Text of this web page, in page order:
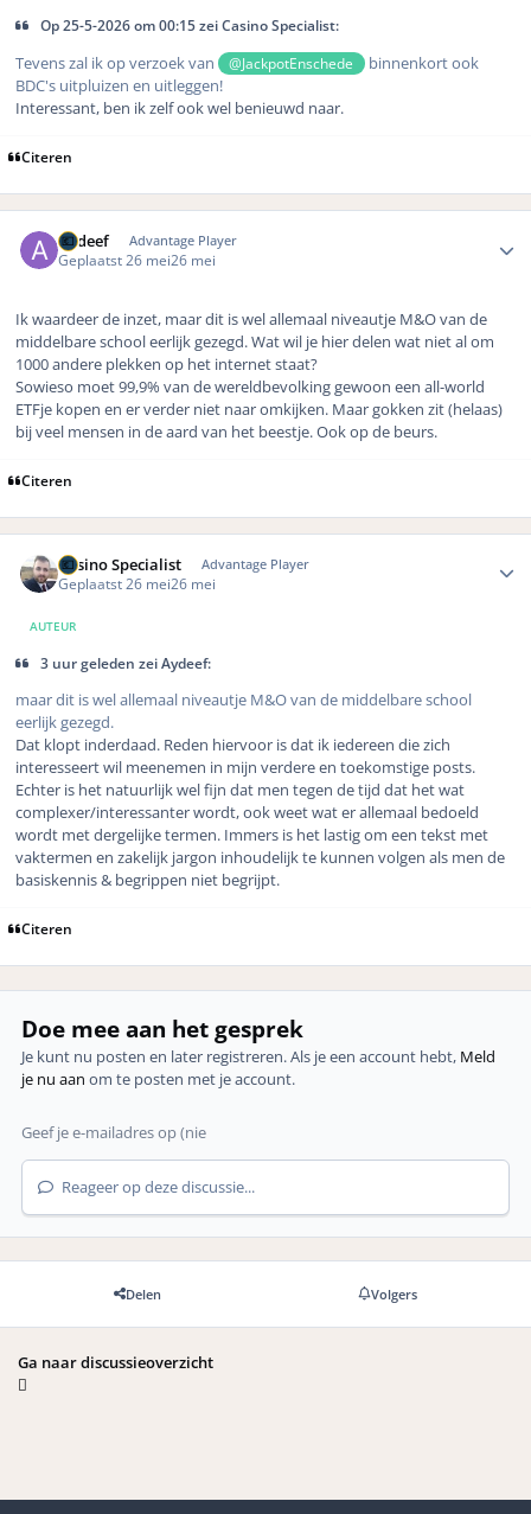
Op 25-5-2026 om 00:15 zei Casino Specialist:
Tevens zal ik op verzoek van @JackpotEnschede
binnenkort ook
BDC's uitpluizen en uitleggen!
Interessant, ben ik zelf ook wel benieuwd naar.
Citeren
Aydeef Advantage Player
Geplaatst 26 mei26 mei
Ik waardeer de inzet, maar dit is wel allemaal niveautje M&O van de
middelbare school eerlijk gezegd. Wat wil je hier delen wat niet al om
1000 andere plekken op het internet staat?
Sowieso moet 99,9% van de wereldbevolking gewoon een all-world
ETFje kopen en er verder niet naar omkijken. Maar gokken zit (helaas)
bij veel mensen in de aard van het beestje. Ook op de beurs.
Citeren
Casino Specialist Advantage Player
Geplaatst 26 mei26 mei
AUTEUR
3 uur geleden zei Aydeef:
maar dit is wel allemaal niveautje M&O van de middelbare school
eerlijk gezegd.
Dat klopt inderdaad. Reden hiervoor is dat ik iedereen die zich
interesseert wil meenemen in mijn verdere en toekomstige posts.
Echter is het natuurlijk wel fijn dat men tegen de tijd dat het wat
complexer/interessanter wordt, ook weet wat er allemaal bedoeld
wordt met dergelijke termen. Immers is het lastig om een tekst met
vaktermen en zakelijk jargon inhoudelijk te kunnen volgen als men de
basiskennis & begrippen niet begrijpt.
Citeren
Doe mee aan het gesprek
Je kunt nu posten en later registreren. Als je een account hebt, Meld
je nu aan om te posten met je account.
Reageer op deze discussie...
Delen Volgers
Ga naar discussieoverzicht